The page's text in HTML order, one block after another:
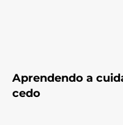
Aprendendo a
cedo